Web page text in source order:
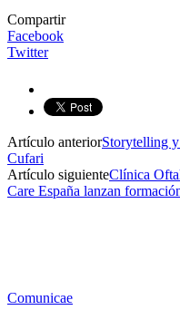
Compartir
Facebook
Twitter
Artículo anteriorStorytelling
Cufari
Artículo siguienteClínica
Care España lanzan
Comunicae